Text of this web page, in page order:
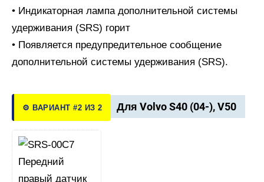
• Индикаторная лампа дополнительной системы
удерживания (SRS) горит
• Появляется предупредительное сообщение
дополнительной системы удерживания (SRS).
⚙️ ВАРИАНТ #2 ИЗ 2 Для Volvo S40 (04-), V50